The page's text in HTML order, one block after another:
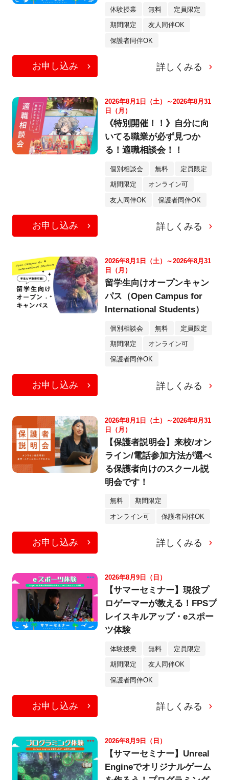
体験授業 無料 定員限定
期間限定 友人同伴OK
保護者同伴OK
お申し込み 詳しくみる
2026年8月1日（土）～2026年8月31
日（月）
《特別開催！！》自分に向
いてる職業が必ず見つか
る！適職相談会！！
個別相談会 無料 定員限定
期間限定 オンライン可
友人同伴OK 保護者同伴OK
お申し込み 詳しくみる
2026年8月1日（土）～2026年8月31
日（月）
留学生向けオープンキャン
パス（Open Campus for
International Students）
個別相談会 無料 定員限定
期間限定 オンライン可
保護者同伴OK
お申し込み 詳しくみる
2026年8月1日（土）～2026年8月31
日（月）
【保護者説明会】来校/オン
ライン/電話参加方法が選べ
る保護者向けのスクール説
明会です！
無料 期間限定
オンライン可 保護者同伴OK
お申し込み 詳しくみる
2026年8月9日（日）
【サマーセミナー】現役プ
ロゲーマーが教える！FPSプ
レイスキルアップ・eスポー
ツ体験
体験授業 無料 定員限定
期間限定 友人同伴OK
保護者同伴OK
お申し込み 詳しくみる
2026年8月9日（日）
【サマーセミナー】Unreal
Engineでオリジナルゲーム